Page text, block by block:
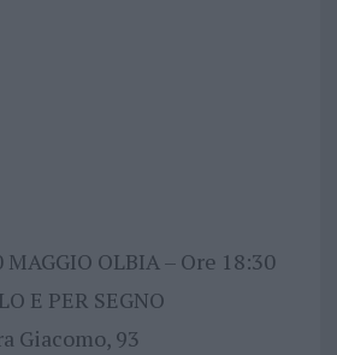
MAGGIO OLBIA – Ore 18:30
E PER SEGNO
Giacomo, 93